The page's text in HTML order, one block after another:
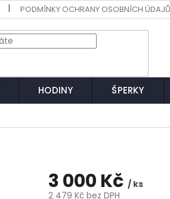
PODMÍNKY OCHRANY OSOBNÍCH ÚDAJŮ
HODINY ŠPERKY
3 000 Kč / ks
2 479 Kč bez DPH